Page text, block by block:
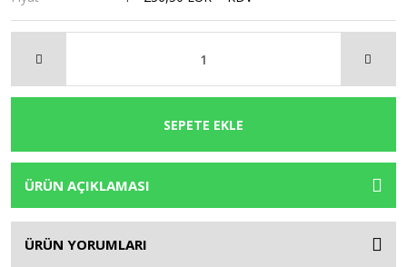
SEPETE EKLE
ÜRÜN AÇIKLAMASI
ÜRÜN YORUMLARI